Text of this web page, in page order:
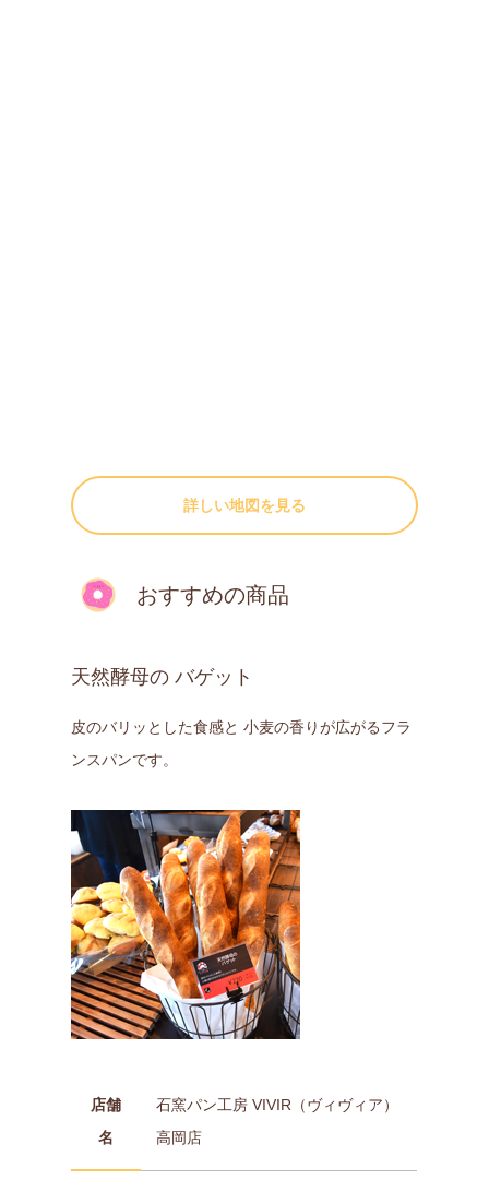
詳しい地図を見る
おすすめの商品
天然酵母の バゲット
皮のバリッとした食感と 小麦の香りが広がるフラ
ンスパンです。
店舗
名
石窯パン工房 VIVIR（ヴィヴィア）
高岡店